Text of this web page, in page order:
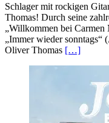
Schlager mit rockigen
Thomas! Durch seine
„Willkommen bei
„Immer wieder sonntags“
Oliver Thomas […]